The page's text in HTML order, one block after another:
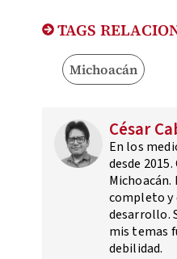
TAGS
Michoacán
César
En los
desde
completo y
desarrollo.
mis temas
debilidad.